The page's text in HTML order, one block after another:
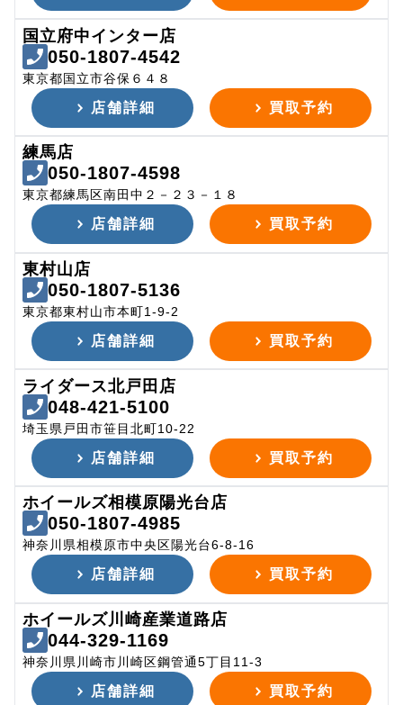
国立府中インター店
050-1807-4542
東京都国立市谷保６４８
店舗詳細 買取予約
練馬店
050-1807-4598
東京都練馬区南田中２－２３－１８
店舗詳細 買取予約
東村山店
050-1807-5136
東京都東村山市本町1-9-2
店舗詳細 買取予約
ライダース北戸田店
048-421-5100
埼玉県戸田市笹目北町10-22
店舗詳細 買取予約
ホイールズ相模原陽光台店
050-1807-4985
神奈川県相模原市中央区陽光台6-8-16
店舗詳細 買取予約
ホイールズ川崎産業道路店
044-329-1169
神奈川県川崎市川崎区鋼管通5丁目11-3
店舗詳細 買取予約